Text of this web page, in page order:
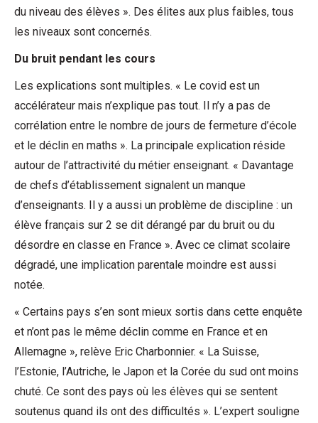
du niveau des élèves ». Des élites aux plus faibles, tous
les niveaux sont concernés.
Du bruit pendant les cours
Les explications sont multiples. « Le covid est un
accélérateur mais n’explique pas tout. Il n’y a pas de
corrélation entre le nombre de jours de fermeture d’école
et le déclin en maths ». La principale explication réside
autour de l’attractivité du métier enseignant. « Davantage
de chefs d’établissement signalent un manque
d’enseignants. Il y a aussi un problème de discipline : un
élève français sur 2 se dit dérangé par du bruit ou du
désordre en classe en France ». Avec ce climat scolaire
dégradé, une implication parentale moindre est aussi
notée.
« Certains pays s’en sont mieux sortis dans cette enquête
et n’ont pas le même déclin comme en France et en
Allemagne », relève Eric Charbonnier. « La Suisse,
l’Estonie, l’Autriche, le Japon et la Corée du sud ont moins
chuté. Ce sont des pays où les élèves qui se sentent
soutenus quand ils ont des difficultés ». L’expert souligne